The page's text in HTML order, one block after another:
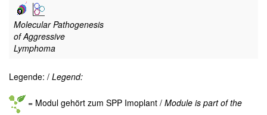
Molecular Pathogenesis
of Aggressive
Lymphoma
Legende: / Legend:
= Modul gehört zum SPP Imoplant / Module is part of the